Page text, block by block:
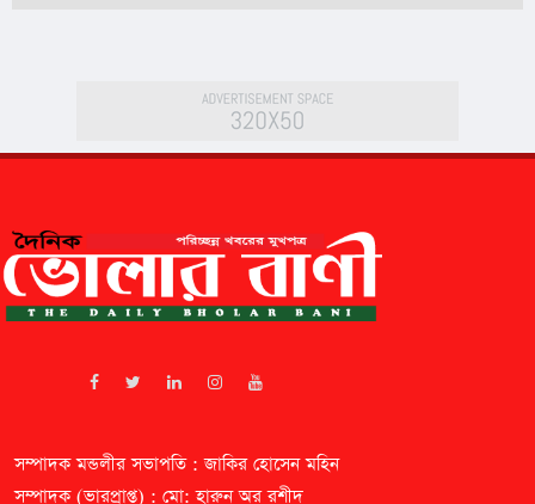
সম্পাদক মন্ডলীর সভাপতি : জাকির হোসেন মহিন
সম্পাদক (ভারপ্রাপ্ত) : মো: হারুন অর রশীদ